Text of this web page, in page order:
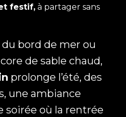
festif, à partager sans
bord de mer ou
de sable chaud,
prolonge l’été, des
une ambiance
soirée où la rentrée